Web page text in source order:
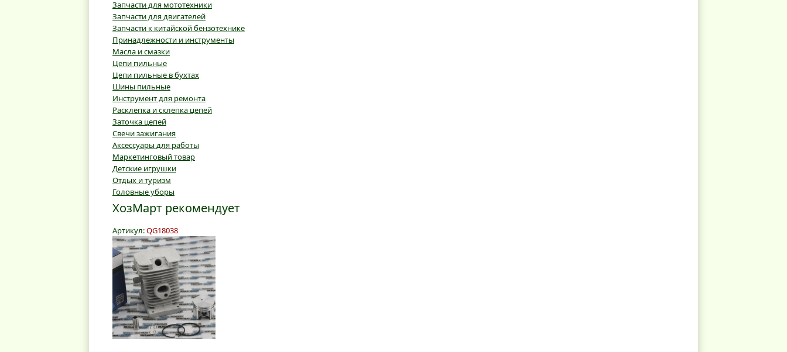
Запчасти для мототехники
Запчасти для двигателей
Запчасти к китайской бензотехнике
Принадлежности и инструменты
Масла и смазки
Цепи пильные
Цепи пильные в бухтах
Шины пильные
Инструмент для ремонта
Расклепка и склепка цепей
Заточка цепей
Свечи зажигания
Аксессуары для работы
Маркетинговый товар
Детские игрушки
Отдых и туризм
Головные уборы
ХозМарт рекомендует
Артикул:QG18038